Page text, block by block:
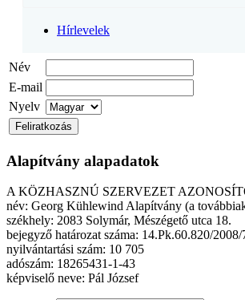
Hírlevelek
Név
E-mail
Nyelv
Alapítvány alapadatok
A KÖZHASZNÚ SZERVEZET
név: Georg Kühlewind Alapítvány (a
székhely: 2083 Solymár, Mészégető utca 18.
bejegyző határozat száma: 14.Pk.60.820/2008/
nyilvántartási szám: 10 705
adószám: 18265431-1-43
képviselő neve: Pál József